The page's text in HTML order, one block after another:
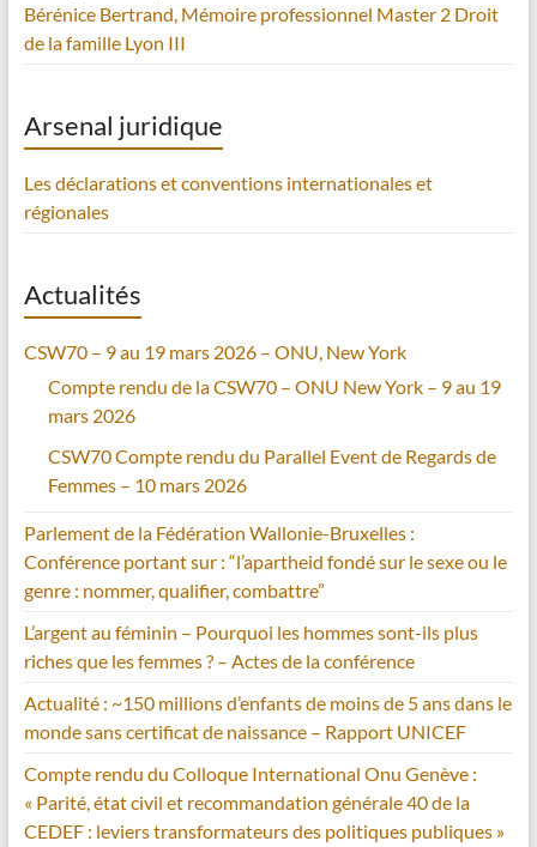
Bérénice Bertrand, Mémoire professionnel Master 2 Droit
de la famille Lyon III
Arsenal juridique
Les déclarations et conventions internationales et
régionales
Actualités
CSW70 – 9 au 19 mars 2026 – ONU, New York
Compte rendu de la CSW70 – ONU New York – 9 au 19
mars 2026
CSW70 Compte rendu du Parallel Event de Regards de
Femmes – 10 mars 2026
Parlement de la Fédération Wallonie-Bruxelles :
Conférence portant sur : “l’apartheid fondé sur le sexe ou le
genre : nommer, qualifier, combattre”
L’argent au féminin – Pourquoi les hommes sont-ils plus
riches que les femmes ? – Actes de la conférence
Actualité : ~150 millions d’enfants de moins de 5 ans dans le
monde sans certificat de naissance – Rapport UNICEF
Compte rendu du Colloque International Onu Genève :
« Parité, état civil et recommandation générale 40 de la
CEDEF : leviers transformateurs des politiques publiques »